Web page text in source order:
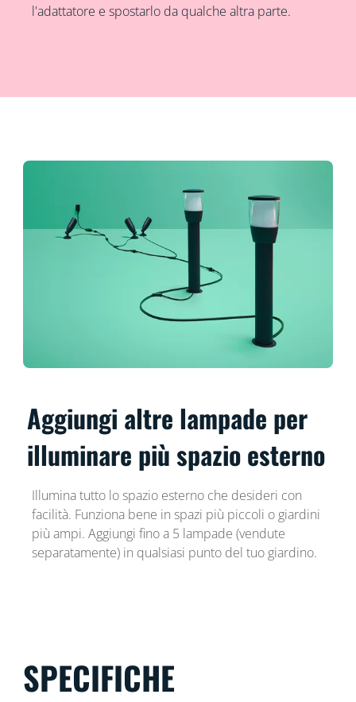
l'adattatore e spostarlo da qualche altra parte.
Aggiungi altre lampade per
illuminare più spazio esterno
Illumina tutto lo spazio esterno che desideri con
facilità. Funziona bene in spazi più piccoli o giardini
più ampi. Aggiungi fino a 5 lampade (vendute
separatamente) in qualsiasi punto del tuo giardino.
SPECIFICHE